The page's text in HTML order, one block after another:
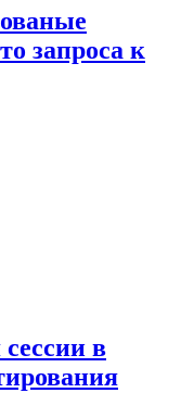
запроса к
в